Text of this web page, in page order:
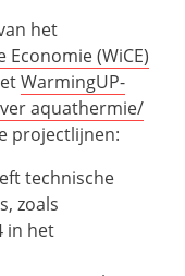
het
(WiCE)
WarmingUP-
aquathermie/
projectlijnen:
technische
zoals
in het